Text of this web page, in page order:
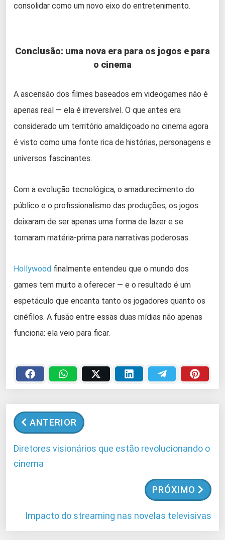
consolidar como um novo eixo do entretenimento.
Conclusão: uma nova era para os jogos e para
o cinema
A ascensão dos filmes baseados em videogames não é
apenas real — ela é irreversível. O que antes era
considerado um território amaldiçoado no cinema agora
é visto como uma fonte rica de histórias, personagens e
universos fascinantes.
Com a evolução tecnológica, o amadurecimento do
público e o profissionalismo das produções, os jogos
deixaram de ser apenas uma forma de lazer e se
tornaram matéria-prima para narrativas poderosas.
Hollywood finalmente entendeu que o mundo dos
games tem muito a oferecer — e o resultado é um
espetáculo que encanta tanto os jogadores quanto os
cinéfilos. A fusão entre essas duas mídias não apenas
funciona: ela veio para ficar.
ANTERIOR
Diretores visionários que estão revolucionando o
cinema
PRÓXIMO
Impacto do streaming nas novelas televisivas